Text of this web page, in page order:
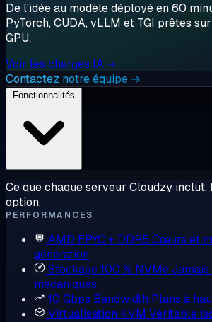
De l'idée au modèle déployé en 60
PyTorch, CUDA, vLLM et TGI prêtes
GPU.
Voir les charges IA →
Contactez notre équipe →
Ce que chaque serveur Cloudzy inclut.
option.
PERFORMANCES
AMD EPYC + DDR5 Cœurs et
génération
Stockage 100 % NVMeJamais
mécaniques
10 Gbps Bandwidth Plans à
Virtualisation KVM Véritable